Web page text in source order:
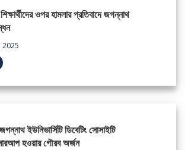
ওপর হামলার প্রতিবাদে জগন্নাথ
2025
ইউনিভার্সিটি ডিবেটিং সোসাইটি
হওয়ার গৌরব অর্জন